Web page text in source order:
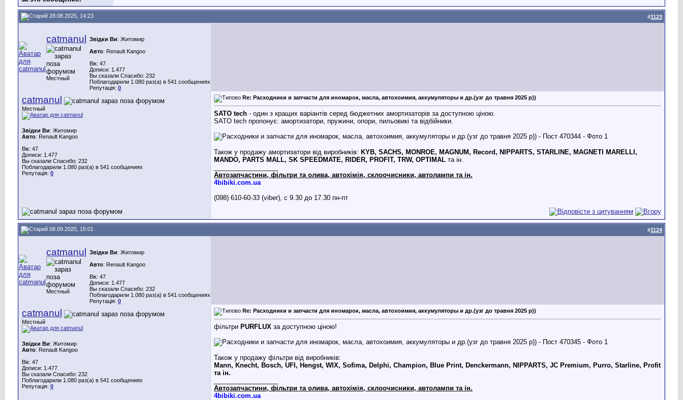
28.08.2025, 14:23 #1123
catmanul
Местный
Звідки Ви: Житомир
Авто: Renault Kangoo
Вік: 47
Дописи: 1.477
Вы сказали Спасибо: 232
Поблагодарили 1.080 раз(а) в 541 сообщениях
Репутація: 0
catmanul
Местный
Звідки Ви: Житомир
Авто: Renault Kangoo
Вік: 47
Дописи: 1.477
Вы сказали Спасибо: 232
Поблагодарили 1.080 раз(а) в 541 сообщениях
Репутація: 0
Re: Расходники и запчасти для иномарок, масла, автохоимия, аккумуляторы и др.(узг до травня 2025 р))
SATO tech - один з кращих варіантів серед бюджетних амортизаторів за доступною ціною.
SATO tech пропонує: амортизатори, пружини, опори, пильовикі та відбійники.
Також у продажу амортизатори від виробників: KYB, SACHS, MONROE, MAGNUM, Record, NIPPARTS, STARLINE, MAGNETI MARELLI,
MANDO, PARTS MALL, SK SPEEDMATE, RIDER, PROFIT, TRW, OPTIMAL та ін.
Автозапчастини, фільтри та олива, автохімія, склоочисники, автолампи та ін.
4bibiki.com.ua
(098) 610-60-33 (viber), с 9.30 до 17.30 пн-пт
08.09.2025, 15:01 #1124
catmanul
Местный
Звідки Ви: Житомир
Авто: Renault Kangoo
Вік: 47
Дописи: 1.477
Вы сказали Спасибо: 232
Поблагодарили 1.080 раз(а) в 541 сообщениях
Репутація: 0
catmanul
Местный
Звідки Ви: Житомир
Авто: Renault Kangoo
Вік: 47
Дописи: 1.477
Вы сказали Спасибо: 232
Поблагодарили 1.080 раз(а) в 541 сообщениях
Репутація: 0
Re: Расходники и запчасти для иномарок, масла, автохоимия, аккумуляторы и др.(узг до травня 2025 р))
фільтри PURFLUX за доступною ціною!
Також у продажу фільтри від виробників:
Mann, Knecht, Bosch, UFI, Hengst, WIX, Sofima, Delphi, Champion, Blue Print, Denckermann, NIPPARTS, JC Premium, Purro, Starline, Profit
та ін.
Автозапчастини, фільтри та олива, автохімія, склоочисники, автолампи та ін.
4bibiki.com.ua